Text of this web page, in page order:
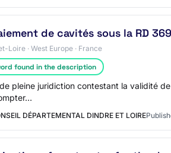
de cavités sous la RD
Loire · West Europe · France
found in the description
pleine juridiction contestant la validité
DÉPARTEMENTAL DINDRE ET LOIRE